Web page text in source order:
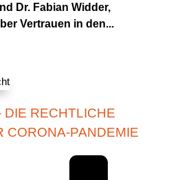
Dr. Fabian Widder,
Vertrauen in den...
RECHTLICHE
CORONA-PANDEMIE